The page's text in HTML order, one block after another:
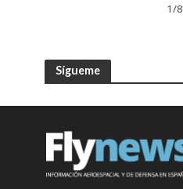
1/8
Sígueme